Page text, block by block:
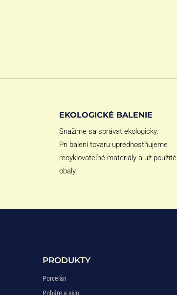
EKOLOGICKÉ BALENIE
Snažíme sa správať ekologicky.
Pri balení tovaru uprednostňujeme
recyklovateľné materiály a už použité
obaly.
PRODUKTY
Porcelán
Poháre a sklo